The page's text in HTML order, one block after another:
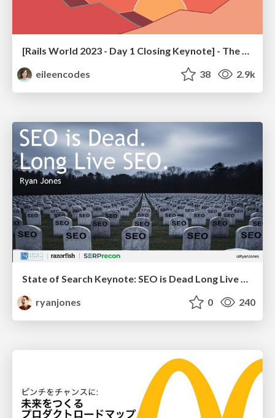
[Rails World 2023 - Day 1 Closing Keynote] - The Magic of Rails
eileencodes
38 2.9k
State of Search Keynote: SEO is Dead Long Live SEO
ryanjones
0 240